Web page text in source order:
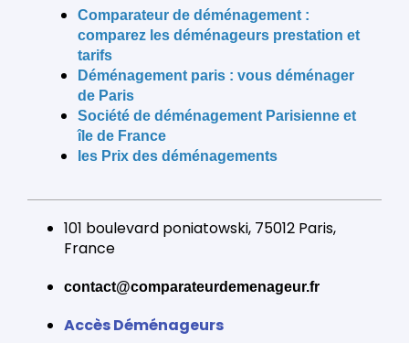
Comparateur de déménagement :
comparez les déménageurs prestation et
tarifs
Déménagement paris : vous déménager
de Paris
Société de déménagement Parisienne et
île de France
les Prix des déménagements
101 boulevard poniatowski, 75012 Paris,
France
contact@comparateurdemenageur.fr
Accès Déménageurs